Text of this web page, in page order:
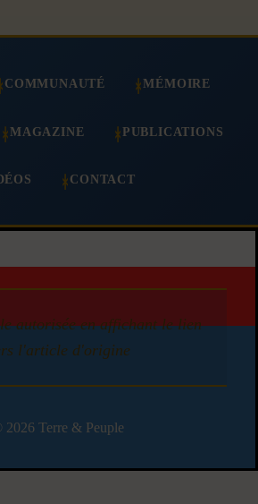
COMMUNAUTÉ MÉMOIRE
MAGAZINE PUBLICATIONS
CONTACT
autorisée en affichant le lien
l'article d'origine
2026 Terre & Peuple